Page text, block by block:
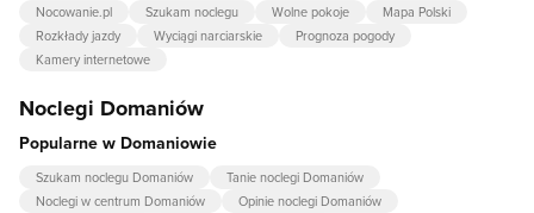
Nocowanie.pl Szukam noclegu Wolne pokoje
Mapa Polski
Rozkłady jazdy
Wyciągi narciarskie
Prognoza pogody
Kamery internetowe
Noclegi Domaniów
Popularne w Domaniowie
Szukam noclegu Domaniów
Tanie noclegi Domaniów
Noclegi w centrum Domaniów
Opinie noclegi Domaniów